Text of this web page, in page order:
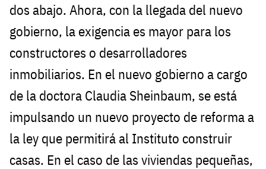
dos abajo. Ahora, con la llegada del nuevo
gobierno, la exigencia es mayor para los
constructores o desarrolladores
inmobiliarios. En el nuevo gobierno a cargo
de la doctora Claudia Sheinbaum, se está
impulsando un nuevo proyecto de reforma a
la ley que permitirá al Instituto construir
casas. En el caso de las viviendas pequeñas,